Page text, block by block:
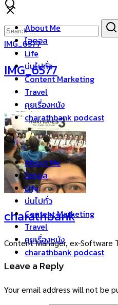
Skip
content
About Me
ไอดอล
Life
บ่นไปทั่ว
Content Marketing
Travel
คุยเรื่องหนัง
charathbank podcast
About Me
ไอดอล
Life
บ่นไปทั่ว
Content Marketing
Travel
คุยเรื่องหนัง
charathbank podcast
Search
for:
IMG_6577
IMG_6577
charathbank
Content Manager, ex-
Leave a Reply
Your email address will not be